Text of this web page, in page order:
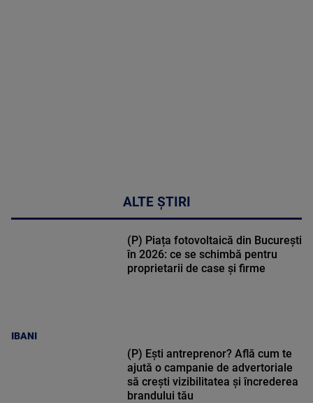
ALTE ȘTIRI
IBANI
(P) Piața fotovoltaică din București
în 2026: ce se schimbă pentru
proprietarii de case și firme
(P) Ești antreprenor? Află cum te
ajută o campanie de advertoriale
să crești vizibilitatea și încrederea
brandului tău